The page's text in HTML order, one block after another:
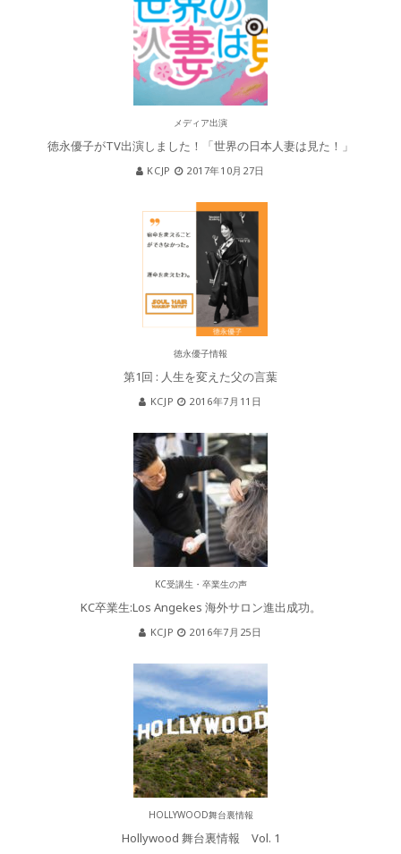
メディア出演
徳永優子がTV出演しました！「世界の日本人妻は見た！」
KCJP 2017年10月27日
徳永優子情報
第1回 : 人生を変えた父の言葉
KCJP 2016年7月11日
KC受講生・卒業生の声
KC卒業生:Los Angekes 海外サロン進出成功。
KCJP 2016年7月25日
HOLLYWOOD舞台裏情報
Hollywood 舞台裏情報 Vol. 1